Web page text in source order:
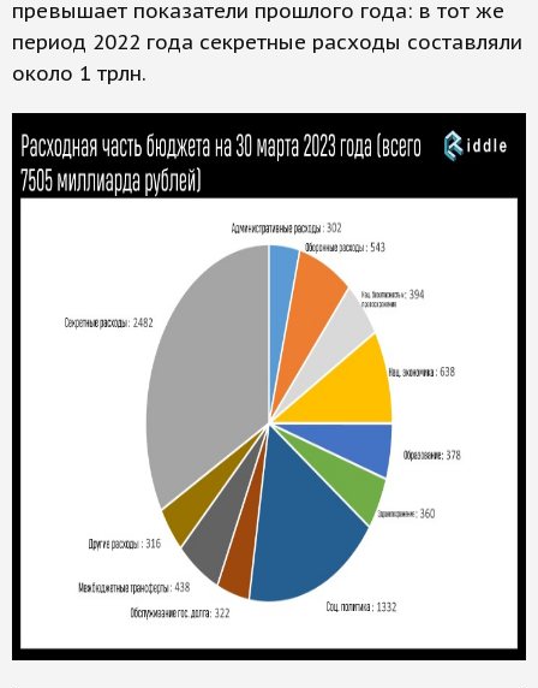
превышает показатели прошлого года: в тот же
период 2022 года секретные расходы составляли
около 1 трлн.